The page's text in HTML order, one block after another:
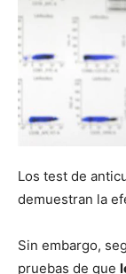
Los test de
demuestran la
Sin embargo,
pruebas de que